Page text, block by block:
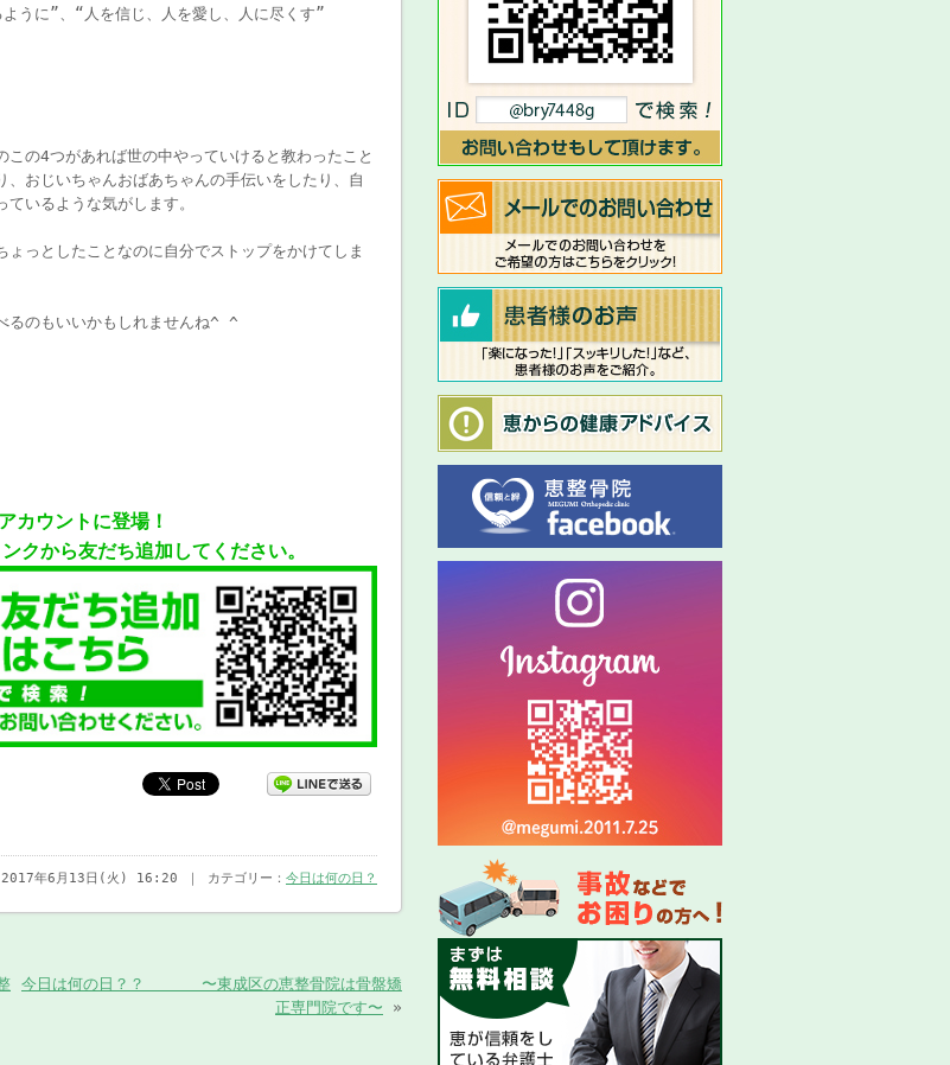
うに”、“人を信じ、人を愛し、人に尽くす”
の4つがあれば世の中やっていけると教わったこと
おじいちゃんおばあちゃんの手伝いをしたり、自
いるような気がします。
っとしたことなのに自分でストップをかけてしま
るのもいいかもしれませんね^ ^
カウントに登場！
クから友だち追加してください。
2017年6月13日(火) 16:20 ｜ カテゴリー： 今日は何の日？
今日は何の日？？ 〜東成区の恵整骨院は骨盤矯
正専門院です〜 »